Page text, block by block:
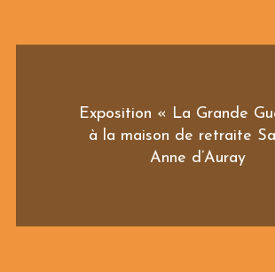
Exposition « La Grande
à la maison de retraite
Anne d’Auray